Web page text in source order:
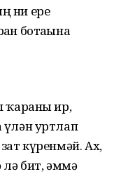
ни ере
ботағына
ҡараны ир,
уртлап
күренмәй. Ах,
лә бит, әммә